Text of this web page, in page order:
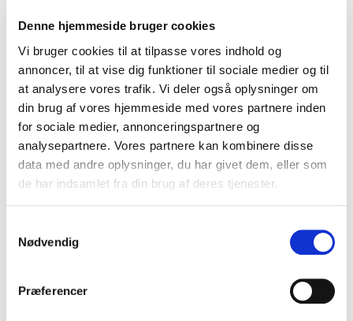
Denne hjemmeside bruger cookies
Vi bruger cookies til at tilpasse vores indhold og
annoncer, til at vise dig funktioner til sociale medier og til
at analysere vores trafik. Vi deler også oplysninger om
din brug af vores hjemmeside med vores partnere inden
for sociale medier, annonceringspartnere og
analysepartnere. Vores partnere kan kombinere disse
data med andre oplysninger, du har givet dem, eller som
de har indsamlet fra din brug af deres tjenester.
Nødvendig
Præferencer
DSAM søger lægefaglig konsulent til
DSAM søger en medredaktør til vejledningsområdet i 5
timer om ugen. Du vil indgå i DSAM’s vejledningsteam,
som består af en almenmedicinsk redaktør og en
chefkonsulent. Derudover er hele sekretariatet løbende
involveret i området blandt andet ift. kommunikation
om vejledningerne.
Det er et område, som hele tiden udvikler og fornyr sig
medredaktør at aflaste redaktøren med at læse og
kommentere udkast på vejledninger og hjælpe